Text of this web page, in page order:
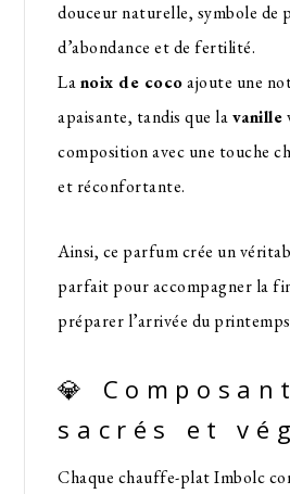
douceur naturelle, symbole de
d’abondance et de fertilité.
Lanoix de cocoajoute une
apaisante, tandis que lavanille
composition avec une touche
et réconfortante.
Ainsi, ce parfum crée un
parfait pour accompagner la
préparer l’arrivée du
💎
sacrés et
Chaque chauffe-plat Imbolc